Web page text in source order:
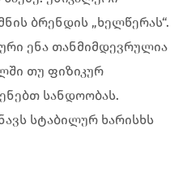
ბრენდის „ხელწერას“.
ენა თანმიმდევრულია
თუ ფიზიკურ
სანდოობას.
სტაბილურ ხარისხს